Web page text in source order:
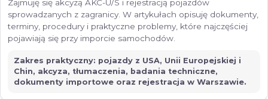
Zajmuję się akcyzą AKC-U/S i rejestracją pojazdów
sprowadzanych z zagranicy. W artykułach opisuję dokumenty,
terminy, procedury i praktyczne problemy, które najczęściej
pojawiają się przy imporcie samochodów.
Zakres praktyczny: pojazdy z USA, Unii Europejskiej i
Chin, akcyza, tłumaczenia, badania techniczne,
dokumenty importowe oraz rejestracja w Warszawie.